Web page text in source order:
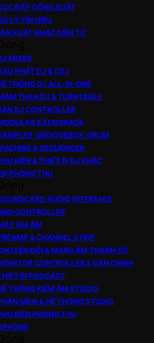
ĐẨY CÔNG SUẤT
LÝ TÍN HIỆU
XUẤT NHẠC ĐIỆN TỬ
MIXER
PHÁT DJ & CDJ
THỐNG DJ ALL-IN-ONE
THAN DJ & TURNTABLE
DJ CONTROLLER
& EURORACK
GROOVEBOX, DRUM
& SEQUENCER
KIỆN & THIẾT BỊ DJ KHÁC
PHÒNG THU
AUDIO INTERFACE
CONTROLLER
GHI ÂM
& CHANNEL STRIP
ĐỔI & MẠNG ÂM THANH SỐ
CONTROLLER & CÂN CHỈNH
BỊ PODCAST
THỐNG KIỂM ÂM STUDIO
MỀM & HỆ THỐNG STUDIO
KIỆN PHÒNG THU